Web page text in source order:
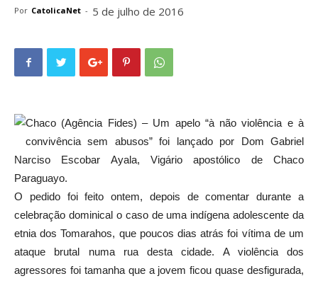
Por CatolicaNet - 5 de julho de 2016
Chaco (Agência Fides) – Um apelo “à não violência e à
convivência sem abusos” foi lançado por Dom Gabriel
Narciso Escobar Ayala, Vigário apostólico de Chaco
Paraguayo.
O pedido foi feito ontem, depois de comentar durante a
celebração dominical o caso de uma indígena adolescente da
etnia dos Tomarahos, que poucos dias atrás foi vítima de um
ataque brutal numa rua desta cidade. A violência dos
agressores foi tamanha que a jovem ficou quase desfigurada,